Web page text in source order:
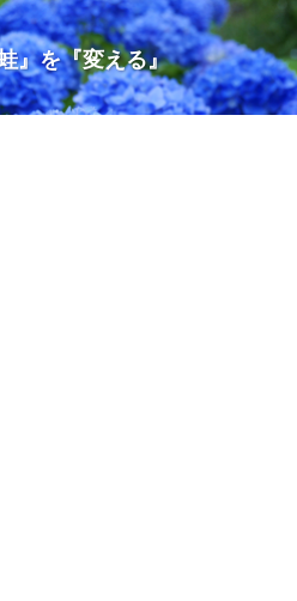
』を『変える』